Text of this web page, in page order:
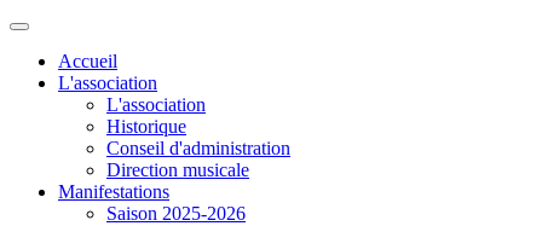
Accueil
L'association
L'association
Historique
Conseil d'administration
Direction musicale
Manifestations
Saison 2025-2026